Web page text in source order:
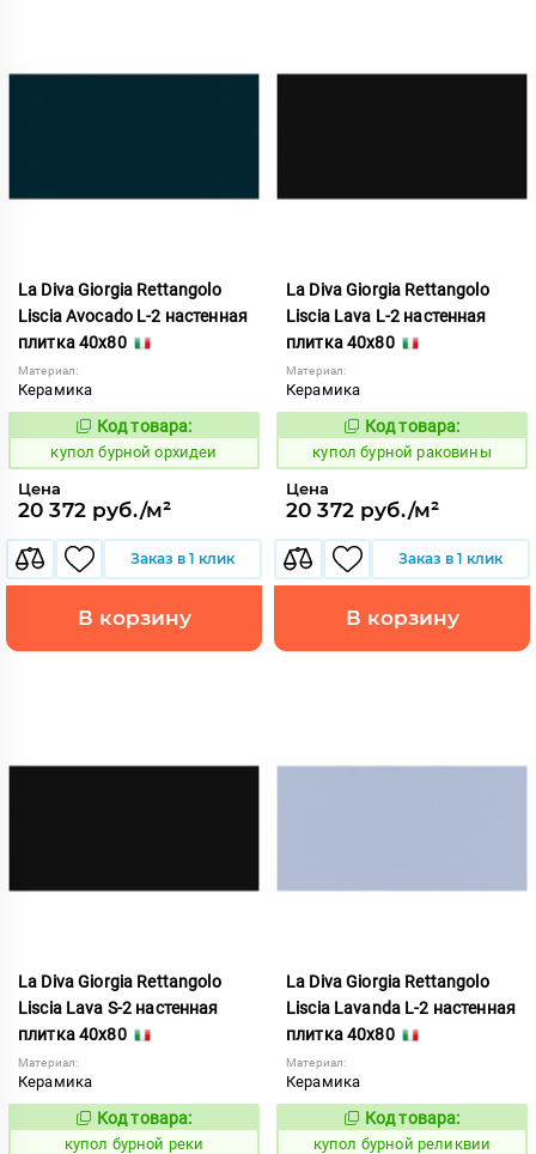
La Diva Giorgia Rettangolo
Liscia Avocado L-2 настенная
плитка 40x80
Материал:
Керамика
844689
Код товара:
купол бурной орхидеи
Цена
20 372 руб./м²
Заказ в 1 клик
В корзину
La Diva Giorgia Rettangolo
Liscia Lava L-2 настенная
плитка 40x80
Материал:
Керамика
844703
Код товара:
купол бурной раковины
Цена
20 372 руб./м²
Заказ в 1 клик
В корзину
La Diva Giorgia Rettangolo
Liscia Lava S-2 настенная
плитка 40x80
Материал:
Керамика
844704
Код товара:
купол бурной реки
La Diva Giorgia Rettangolo
Liscia Lavanda L-2 настенная
плитка 40x80
Материал:
Керамика
844705
Код товара:
купол бурной реликвии